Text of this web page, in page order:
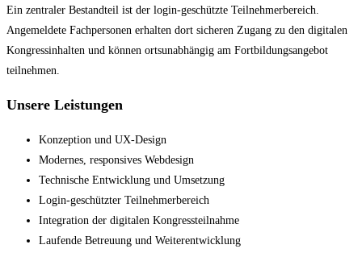
Ein zentraler Bestandteil ist der login-geschützte Teilnehmerbereich.
Angemeldete Fachpersonen erhalten dort sicheren Zugang zu den digitalen
Kongressinhalten und können ortsunabhängig am Fortbildungsangebot
teilnehmen.
Unsere Leistungen
Konzeption und UX-Design
Modernes, responsives Webdesign
Technische Entwicklung und Umsetzung
Login-geschützter Teilnehmerbereich
Integration der digitalen Kongressteilnahme
Laufende Betreuung und Weiterentwicklung